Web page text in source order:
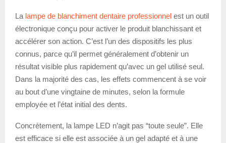
La lampe de blanchiment dentaire professionnel est un outil
électronique conçu pour activer le produit blanchissant et
accélérer son action. C’est l’un des dispositifs les plus
connus, parce qu’il permet généralement d’obtenir un
résultat visible plus rapidement qu’avec un gel utilisé seul.
Dans la majorité des cas, les effets commencent à se voir
au bout d’une vingtaine de minutes, selon la formule
employée et l’état initial des dents.
Concrètement, la lampe LED n’agit pas “toute seule”. Elle
est efficace si elle est associée à un gel adapté et à une